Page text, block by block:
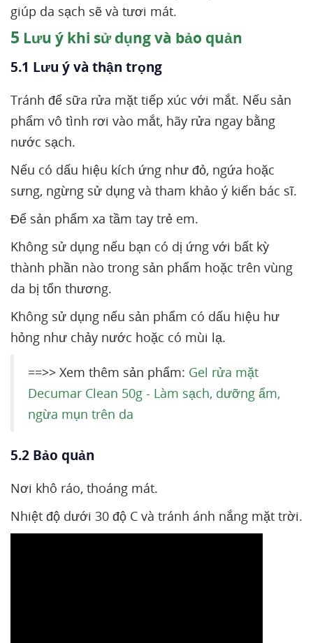
giúp da sạch sẽ và tươi mát.
5 Lưu ý khi sử dụng và bảo quản
5.1 Lưu ý và thận trọng
Tránh để sữa rửa mặt tiếp xúc với mắt. Nếu sản
phẩm vô tình rơi vào mắt, hãy rửa ngay bằng
nước sạch.
Nếu có dấu hiệu kích ứng như đỏ, ngứa hoặc
sưng, ngừng sử dụng và tham khảo ý kiến bác sĩ.
Để sản phẩm xa tầm tay trẻ em.
Không sử dụng nếu bạn có dị ứng với bất kỳ
thành phần nào trong sản phẩm hoặc trên vùng
da bị tổn thương.
Không sử dụng nếu sản phẩm có dấu hiệu hư
hỏng như chảy nước hoặc có mùi lạ.
==>> Xem thêm sản phẩm: Gel rửa mặt
Decumar Clean 50g - Làm sạch, dưỡng ẩm,
ngừa mụn trên da
5.2 Bảo quản
Nơi khô ráo, thoáng mát.
Nhiệt độ dưới 30 độ C và tránh ánh nắng mặt trời.